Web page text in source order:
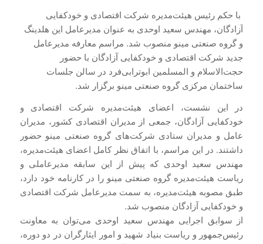
با حکم رئیس هیئت‌مدیره شرکت اقتصادی و خودکفایی
آزادگان، مهندس سعید اوحدی به عنوان مدیرعامل این هلدینگ
و گروه صنعتی مینو منصوب شد. مراسم معارفه مدیرعامل
جدید شرکت اقتصادی و خودکفایی آزادگان با حضور
حجت‌الاسلام و المسلمین ابوترابی‌فرد در سالن جلسات
ساختمان مرکزی گروه صنعتی مینو برگزار شد.
در این نشست، اعضای هیئت‌مدیره شرکت اقتصادی و
خودکفایی آزادگان، جمعی از مدیران اقتصادی کشور، مدیران
عامل و مدیران ستادی شرکت‌های گروه صنعتی مینو حضور
داشتند. در این مراسم، با اتفاق نظر کامل اعضای هیئت‌مدیره،
مهندس سعید اوحدی که پیش از این سابقه مدیرعاملی و
ریاست هیئت‌مدیره گروه صنعتی مینو را در کارنامه خود دارد،
طبق مصوبه هیئت‌مدیره، به سمت مدیرعامل شرکت اقتصادی
و خودکفایی آزادگان منصوب شد.
از سوابق اجرایی مهندس سعید اوحدی می‌توان به معاونت
رئیس‌جمهور و ریاست بنیاد شهید و امور ایثارگران در دو دوره،